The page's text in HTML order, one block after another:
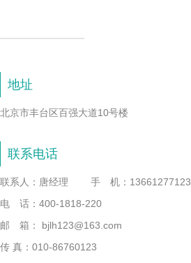
地址
北京市丰台区百强大道10号楼
联系电话
联系人：唐经理
手 机：13661277123
电 话：400-1818-220
邮 箱： bjlh123@163.com
传 真：010-86760123